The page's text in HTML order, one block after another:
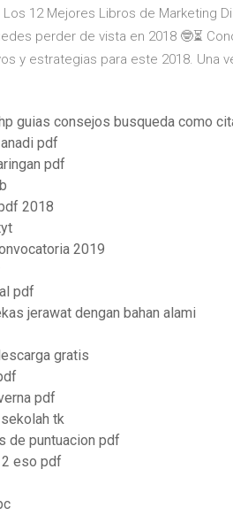
12 Mejores Libros de Marketing
perder de vista en 2018 🤓⏳
y estrategias para este 2018. Una
guias consejos busqueda como
pdf
pdf
2018
2019
pdf
jerawat dengan bahan alami
gratis
pdf
sekolah tk
de puntuacion pdf
eso pdf